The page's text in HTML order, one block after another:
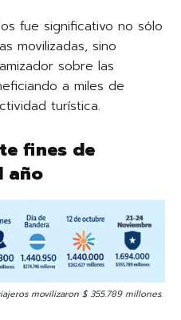
fue significativo no sólo
movilizadas, sino
sobre las
a miles de
turística.
fines de
año
movilizaron $ 355.789 millones.